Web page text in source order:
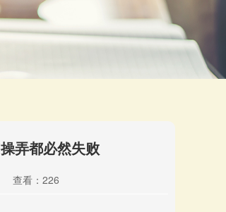
弄都必然失败
查看：226